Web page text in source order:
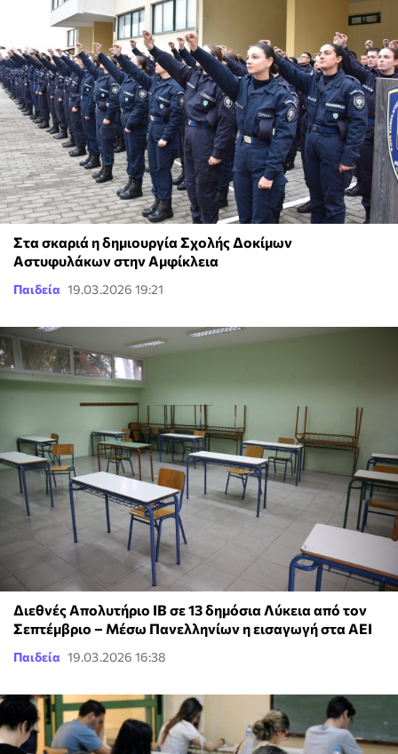
Στα σκαριά η δημιουργία Σχολής Δοκίμων
Αστυφυλάκων στην Αμφίκλεια
Παιδεία 19.03.2026 19:21
Διεθνές Απολυτήριο IB σε 13 δημόσια Λύκεια από τον
Σεπτέμβριο – Μέσω Πανελληνίων η εισαγωγή στα ΑΕΙ
Παιδεία 19.03.2026 16:38